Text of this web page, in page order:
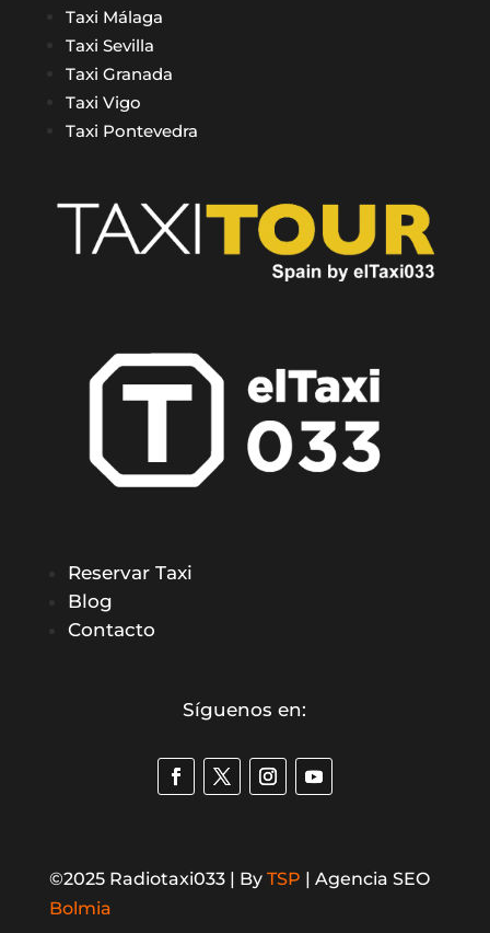
Taxi Málaga
Taxi Sevilla
Taxi Granada
Taxi Vigo
Taxi Pontevedra
Reservar Taxi
Blog
Contacto
Síguenos en:
©2025 Radiotaxi033 | By TSP | Agencia SEO
Bolmia